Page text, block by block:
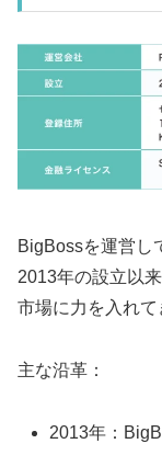
BigBossを運営し
2013年の設立以
市場に力を入れて
主な沿革：
2013年：